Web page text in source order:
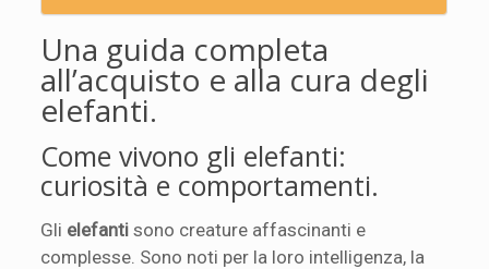
Una guida completa
all’acquisto e alla cura degli
elefanti.
Come vivono gli elefanti:
curiosità e comportamenti.
Gli elefanti sono creature affascinanti e
complesse. Sono noti per la loro intelligenza, la